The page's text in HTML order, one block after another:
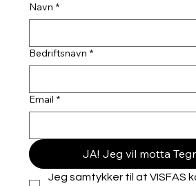
Navn *
Bedriftsnavn *
Email *
JA! Jeg vil motta
Jeg samtykker til at VISFAS